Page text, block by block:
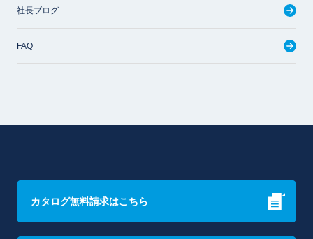
社長ブログ
FAQ
カタログ無料請求はこちら